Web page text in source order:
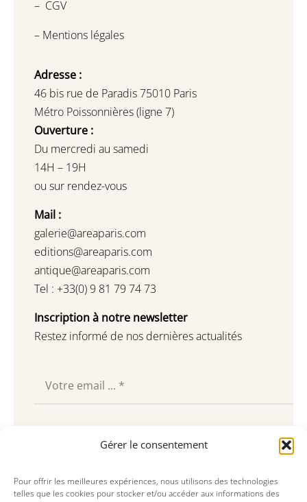
Gérer le consentement
Pour offrir les meilleures expériences, nous utilisons des technologies
telles que les cookies pour stocker et/ou accéder aux informations des
– CGV
– Mentions légales
Adresse :
46 bis rue de Paradis 75010 Paris
Métro Poissonnières (ligne 7)
Ouverture :
Du mercredi au samedi
14H – 19H
ou sur rendez-vous
Mail :
galerie@areaparis.com
editions@areaparis.com
antique@areaparis.com
Tel : +33(0) 9 81 79 74 73
Inscription à notre newsletter
Restez informé de nos dernières actualités
Souscrire